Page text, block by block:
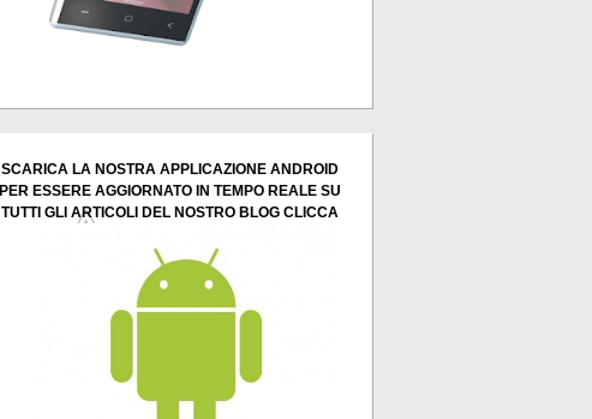
SCARICA LA NOSTRA APPLICAZIONE ANDROID
PER ESSERE AGGIORNATO IN TEMPO REALE SU
TUTTI GLI ARTICOLI DEL NOSTRO BLOG CLICCA